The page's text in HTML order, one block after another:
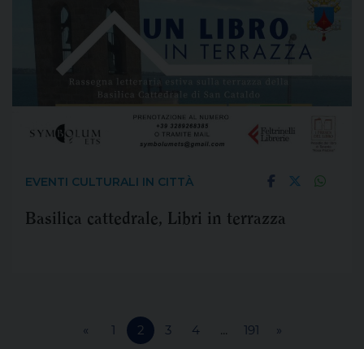
EVENTI CULTURALI IN CITTÀ
Basilica cattedrale, Libri in terrazza
« 1 2 3 4 ... 191 »